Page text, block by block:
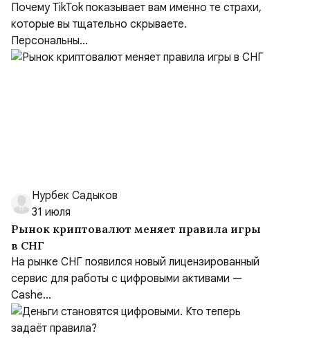
Почему TikTok показывает вам именно те страхи,
которые вы тщательно скрываете.
Персональны...
Нурбек Садыков
31 июля
Рынок криптовалют меняет правила игры
в СНГ
На рынке СНГ появился новый лицензированный
сервис для работы с цифровыми активами —
Cashe...